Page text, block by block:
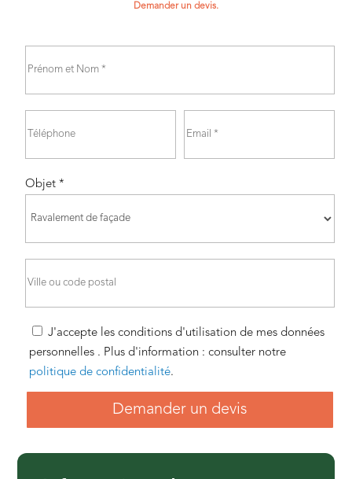
Demander un devis.
Objet *
J'accepte les conditions d'utilisation de mes données
personnelles . Plus d'information : consulter notre
politique de confidentialité.
Demander un devis